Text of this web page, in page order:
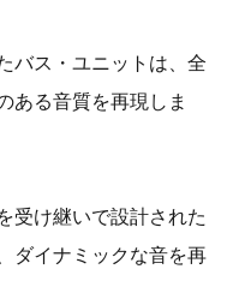
バス・ユニットは、全
ある音質を再現しま
受け継いで設計された
ダイナミックな音を再